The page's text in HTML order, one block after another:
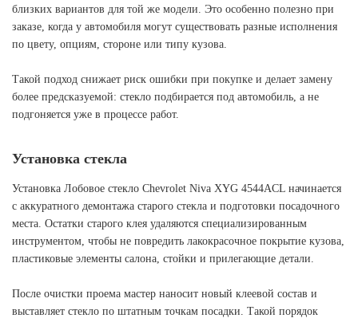
близких вариантов для той же модели. Это особенно полезно при
заказе, когда у автомобиля могут существовать разные исполнения
по цвету, опциям, стороне или типу кузова.
Такой подход снижает риск ошибки при покупке и делает замену
более предсказуемой: стекло подбирается под автомобиль, а не
подгоняется уже в процессе работ.
Установка стекла
Установка Лобовое стекло Chevrolet Niva XYG 4544ACL начинается
с аккуратного демонтажа старого стекла и подготовки посадочного
места. Остатки старого клея удаляются специализированным
инструментом, чтобы не повредить лакокрасочное покрытие кузова,
пластиковые элементы салона, стойки и прилегающие детали.
После очистки проема мастер наносит новый клеевой состав и
выставляет стекло по штатным точкам посадки. Такой порядок